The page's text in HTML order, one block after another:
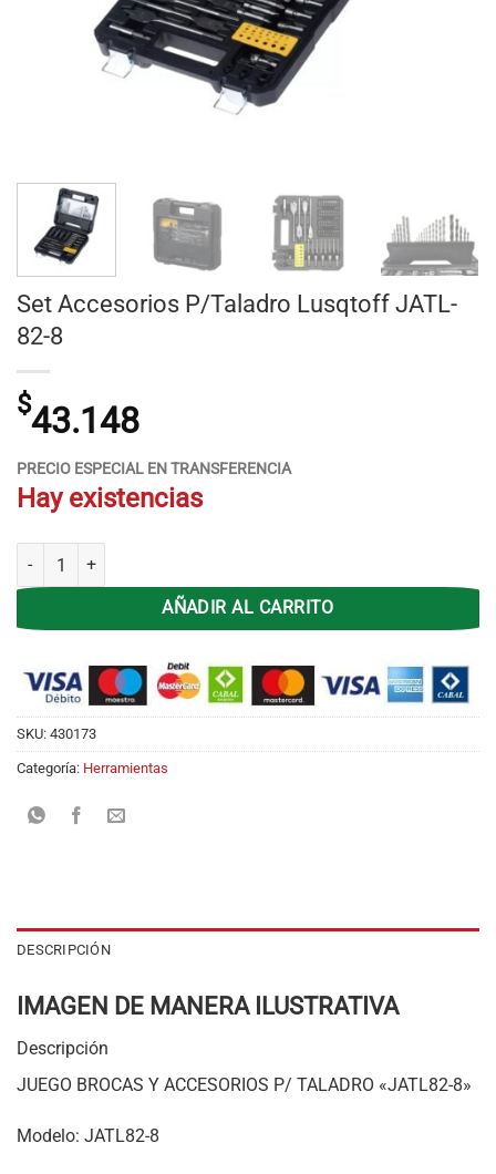
Set Accesorios P/Taladro Lusqtoff JATL-
82-8
$43.148
PRECIO ESPECIAL EN TRANSFERENCIA
Hay existencias
Set Accesorios P/Taladro Lusqtoff JATL-82-8 cantidad
AÑADIR AL CARRITO
SKU: 430173
Categoría: Herramientas
DESCRIPCIÓN
IMAGEN DE MANERA ILUSTRATIVA
Descripción
JUEGO BROCAS Y ACCESORIOS P/ TALADRO «JATL82-8»
Modelo: JATL82-8